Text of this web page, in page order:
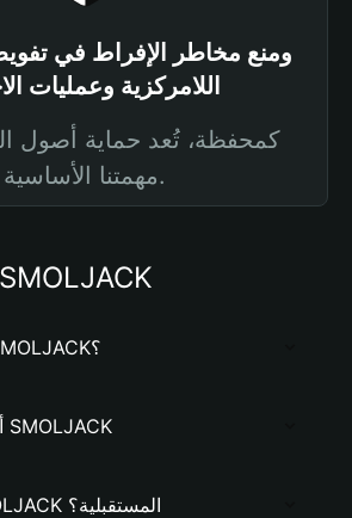
ومنع مخاطر الإفراط في
اللامركزية وعمليات
كمحفظة، تُعد حماية أصول
مهمتنا الأساسية.
حول محفظة SMOLJACK
ما هي محفظة SMOLJACK؟
أسباب تميز عملة SMOLJACK
ما إمكانات SMOLJACK المستقبلية؟